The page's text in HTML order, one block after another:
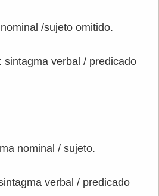
/sujeto omitido.
sintagma verbal / predicado
nominal / sujeto.
verbal / predicado